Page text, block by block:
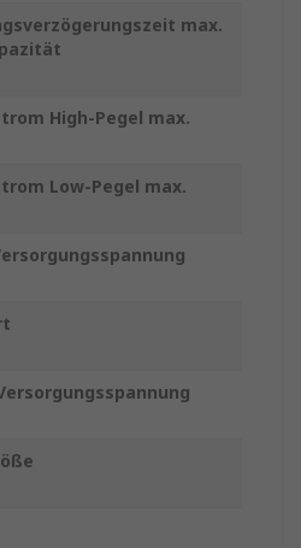
max.
High-Pegel max.
Low-Pegel max.